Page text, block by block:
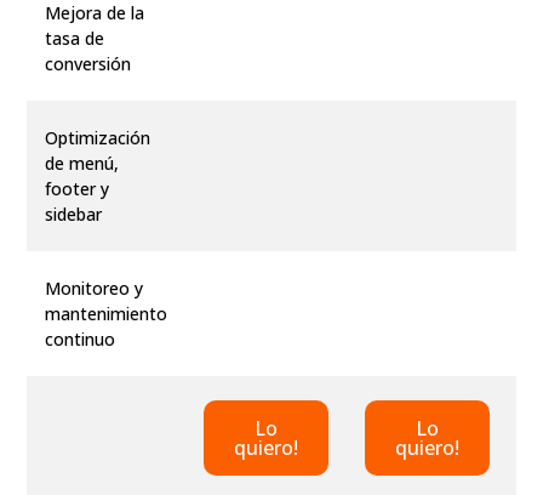
Mejora de la
tasa de
conversión
Optimización
de menú,
footer y
sidebar
Monitoreo y
mantenimiento
continuo
Lo
quiero!
Lo
quiero!